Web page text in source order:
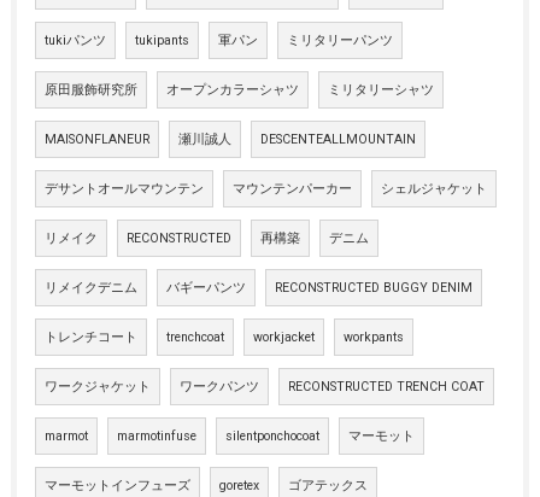
tukiパンツ tukipants 軍パン ミリタリーパンツ
原田服飾研究所 オープンカラーシャツ ミリタリーシャツ
MAISONFLANEUR 瀬川誠人 DESCENTEALLMOUNTAIN
デサントオールマウンテン マウンテンパーカー シェルジャケット
リメイク RECONSTRUCTED 再構築 デニム
リメイクデニム バギーパンツ RECONSTRUCTED BUGGY DENIM
トレンチコート trenchcoat workjacket workpants
ワークジャケット ワークパンツ RECONSTRUCTED TRENCH COAT
marmot marmotinfuse silentponchocoat マーモット
マーモットインフューズ goretex ゴアテックス